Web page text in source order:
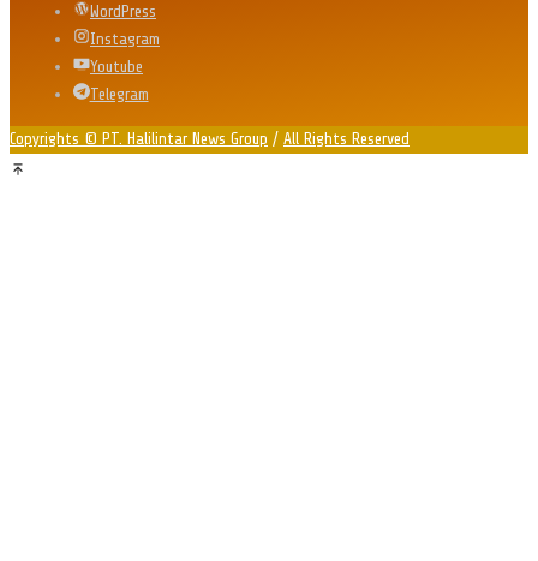
WordPress
Instagram
Youtube
Telegram
Copyrights © PT. Halilintar News Group / All Rights Reserved